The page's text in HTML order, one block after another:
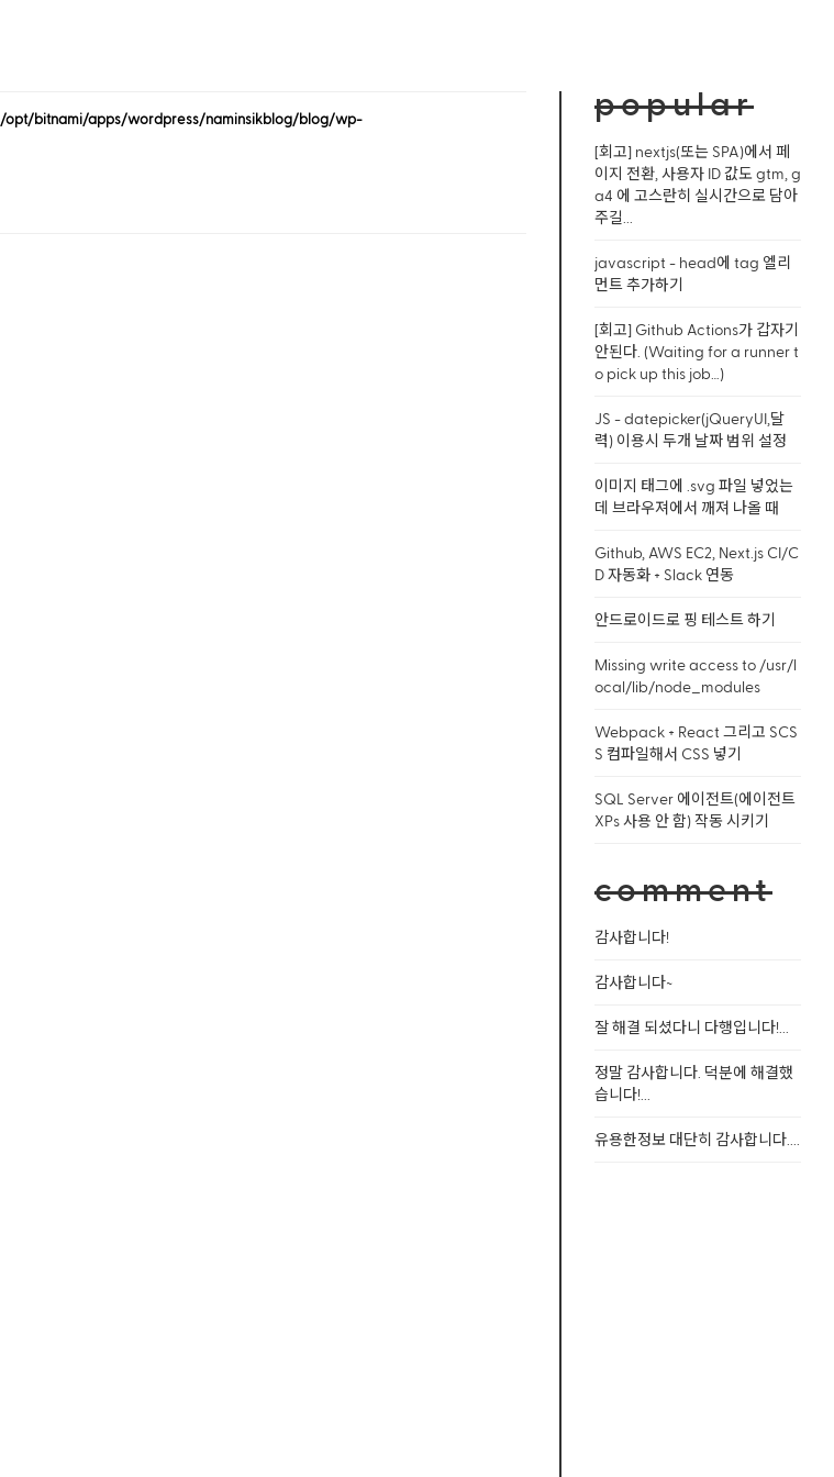
/opt/bitnami/apps/wordpress/naminsikblog/blog/wp-
popular
[회고] nextjs(또는 SPA)에서 페
이지 전환, 사용자 ID 값도 gtm, g
a4 에 고스란히 실시간으로 담아
주길...
javascript - head에 tag 엘리
먼트 추가하기
[회고] Github Actions가 갑자기
안된다. (Waiting for a runner t
o pick up this job…)
JS - datepicker(jQueryUI,달
력) 이용시 두개 날짜 범위 설정
이미지 태그에 .svg 파일 넣었는
데 브라우져에서 깨져 나올 때
Github, AWS EC2, Next.js CI/C
D 자동화 + Slack 연동
안드로이드로 핑 테스트 하기
Missing write access to /usr/l
ocal/lib/node_modules
Webpack + React 그리고 SCS
S 컴파일해서 CSS 넣기
SQL Server 에이전트(에이전트
XPs 사용 안 함) 작동 시키기
comment
감사합니다!
감사합니다~
잘 해결 되셨다니 다행입니다!...
정말 감사합니다. 덕분에 해결했
습니다!...
유용한정보 대단히 감사합니다....